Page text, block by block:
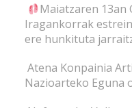
Maiatzaren 13an
Iragankorrak
ere hunkituta
Atena Konpainia
Nazioarteko Eguna